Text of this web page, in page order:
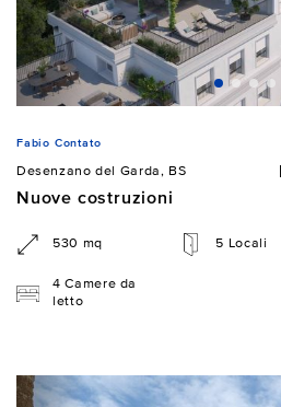
Fabio Contato
Desenzano del Garda, BS
Nuove costruzioni
530 mq 5 Locali
4 Camere da
letto